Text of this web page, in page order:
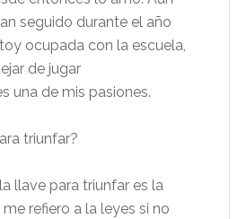
seguido durante el año
ocupada con la escuela,
de jugar
una de mis pasiones.
triunfar?
llave para triunfar es la
refiero a la leyes si no